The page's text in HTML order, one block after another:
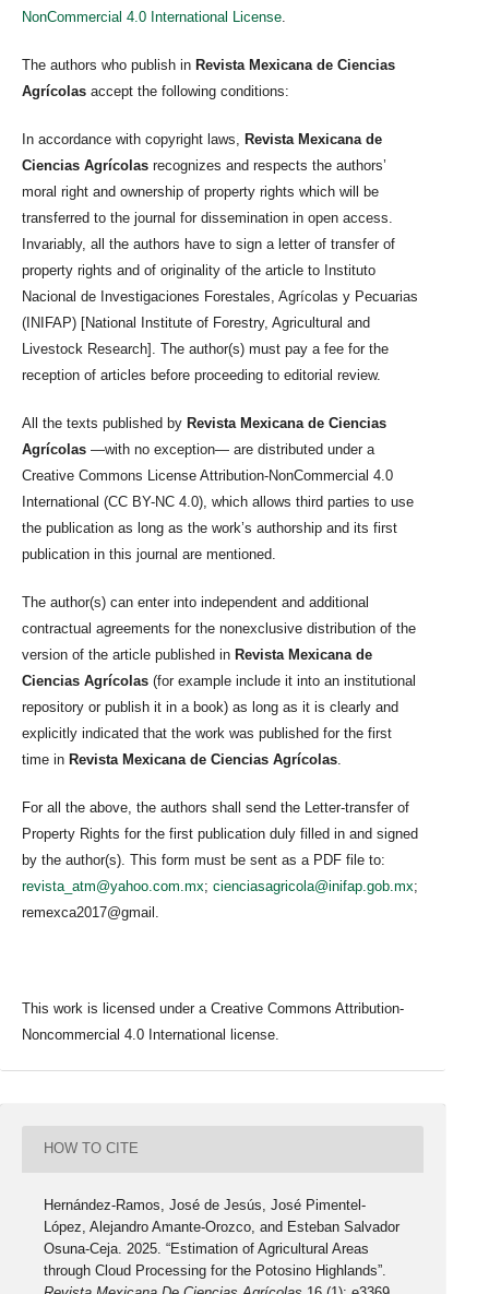
NonCommercial 4.0 International License
The authors who publish in Revista Mexicana de Ciencias
Agrícolas accept the following conditions:
In accordance with copyright laws, Revista Mexicana de
Ciencias Agrícolas recognizes and respects the authors’
moral right and ownership of property rights which will be
transferred to the journal for dissemination in open access.
Invariably, all the authors have to sign a letter of transfer of
property rights and of originality of the article to Instituto
Nacional de Investigaciones Forestales, Agrícolas y Pecuarias
(INIFAP) [National Institute of Forestry, Agricultural and
Livestock Research]. The author(s) must pay a fee for the
reception of articles before proceeding to editorial review.
All the texts published by Revista Mexicana de Ciencias
Agrícolas —with no exception— are distributed under a
Creative Commons License Attribution-NonCommercial 4.0
International (CC BY-NC 4.0), which allows third parties to use
the publication as long as the work’s authorship and its first
publication in this journal are mentioned.
The author(s) can enter into independent and additional
contractual agreements for the nonexclusive distribution of the
version of the article published in Revista Mexicana de
Ciencias Agrícolas (for example include it into an institutional
repository or publish it in a book) as long as it is clearly and
explicitly indicated that the work was published for the first
time in Revista Mexicana de Ciencias Agrícolas
For all the above, the authors shall send the Letter-transfer of
Property Rights for the first publication duly filled in and signed
by the author(s). This form must be sent as a PDF file to:
revista_atm@yahoo.com.mx; cienciasagricola@inifap.gob.mx;
remexca2017@gmail.
This work is licensed under a Creative Commons Attribution-
Noncommercial 4.0 International license.
HOW TO CITE
Hernández-Ramos, José de Jesús, José Pimentel-
López, Alejandro Amante-Orozco, and Esteban Salvador
Osuna-Ceja. 2025. “Estimation of Agricultural Areas
through Cloud Processing for the Potosino Highlands”.